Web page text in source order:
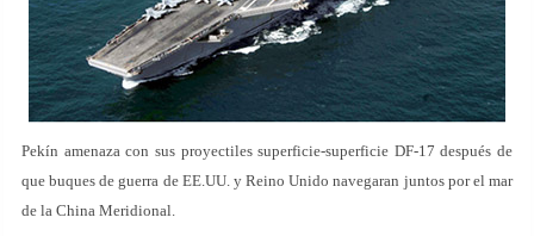
Pekín amenaza con sus proyectiles superficie-superficie DF-17 después de
que buques de guerra de EE.UU. y Reino Unido navegaran juntos por el mar
de la China Meridional.